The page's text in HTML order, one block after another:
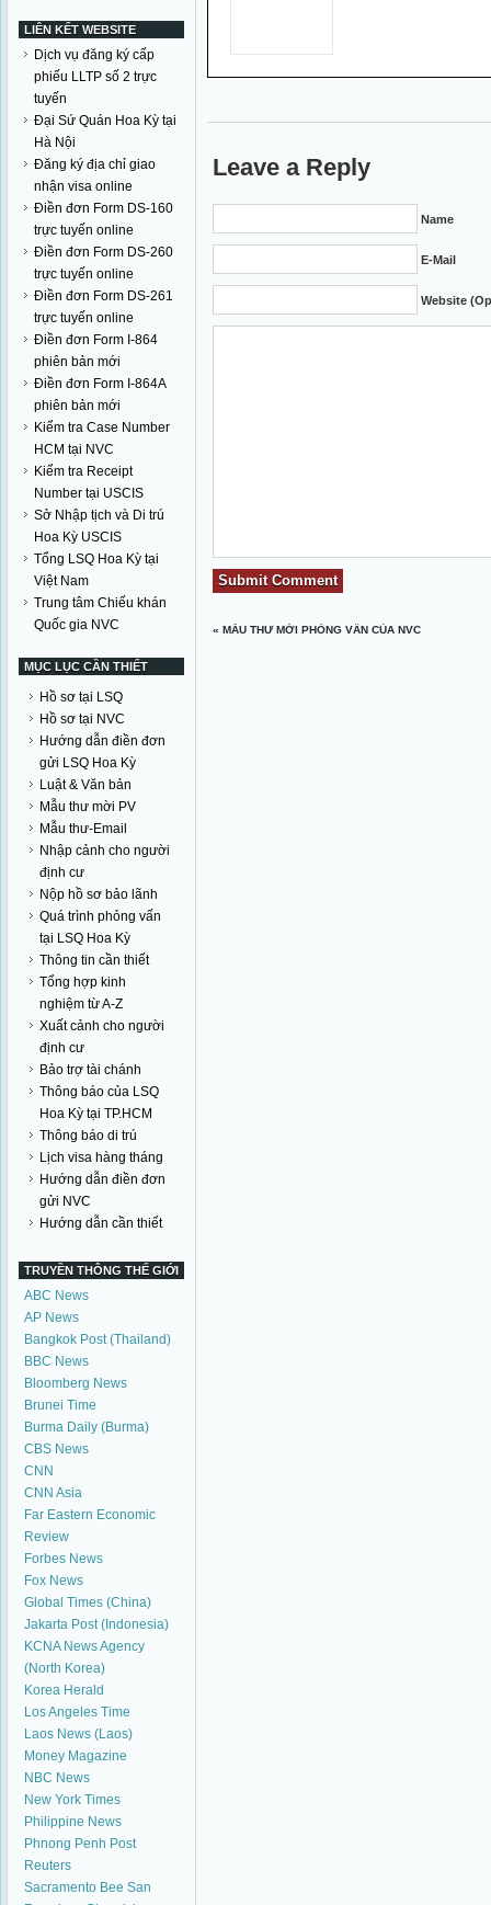
LIÊN KẾT WEBSITE
Dịch vụ đăng ký cấp
phiếu LLTP số 2 trực
tuyến
Đại Sứ Quán Hoa Kỳ tại
Hà Nội
Đăng ký địa chỉ giao
nhận visa online
Điền đơn Form DS-160
trực tuyến online
Điền đơn Form DS-260
trực tuyến online
Điền đơn Form DS-261
trực tuyến online
Điền đơn Form I-864
phiên bản mới
Điền đơn Form I-864A
phiên bản mới
Kiểm tra Case Number
HCM tại NVC
Kiểm tra Receipt
Number tại USCIS
Sở Nhập tịch và Di trú
Hoa Kỳ USCIS
Tổng LSQ Hoa Kỳ tại
Việt Nam
Trung tâm Chiếu khán
Quốc gia NVC
MỤC LỤC CẦN THIẾT
Hồ sơ tại LSQ
Hồ sơ tại NVC
Hướng dẫn điền đơn
gửi LSQ Hoa Kỳ
Luật & Văn bản
Mẫu thư mời PV
Mẫu thư-Email
Nhập cảnh cho người
định cư
Nộp hồ sơ bảo lãnh
Quá trình phỏng vấn
tại LSQ Hoa Kỳ
Thông tin cần thiết
Tổng hợp kinh
nghiệm từ A-Z
Xuất cảnh cho người
định cư
Bảo trợ tài chánh
Thông báo của LSQ
Hoa Kỳ tại TP.HCM
Thông báo di trú
Lịch visa hàng tháng
Hướng dẫn điền đơn
gửi NVC
Hướng dẫn cần thiết
TRUYỀN THÔNG THẾ GIỚI
ABC News
AP News
Bangkok Post (Thailand)
BBC News
Bloomberg News
Brunei Time
Burma Daily (Burma)
CBS News
CNN
CNN Asia
Far Eastern Economic
Review
Forbes News
Fox News
Global Times (China)
Jakarta Post (Indonesia)
KCNA News Agency
(North Korea)
Korea Herald
Los Angeles Time
Laos News (Laos)
Money Magazine
NBC News
New York Times
Philippine News
Phnong Penh Post
Reuters
Sacramento Bee San
Leave a Reply
Name
E-Mail
Website
«MẪU THƯ MỜI PHỎNG VẤN CỦA NVC